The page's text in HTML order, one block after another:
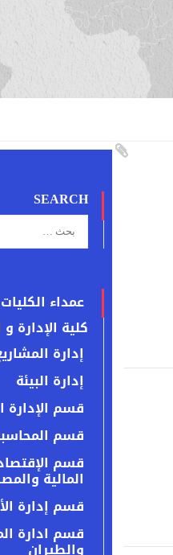
SEARCH
عمداء الكليات
كلية الإدارة
إدارة
إدارة البيئة
قسم الإدارة
قسم
قسم
المالية
قسم إدارة
قسم ادارة
والطيران